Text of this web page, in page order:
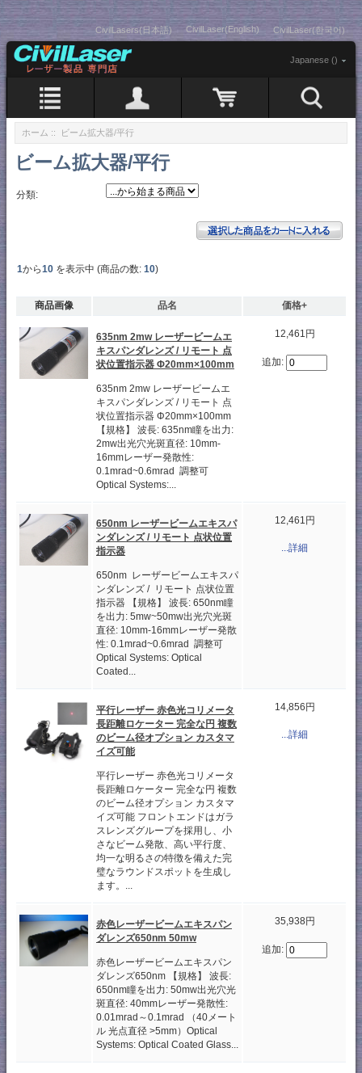
CivilLasers(日本語) CivilLaser(English) CivilLaser(한국어)
Japanese ()
ホーム :: ビーム拡大器/平行
ビーム拡大器/平行
分類:
1から10 を表示中 (商品の数: 10)
商品画像 品名 価格+
635nm 2mw レーザービームエ
キスパンダレンズ / リモート 点
状位置指示器 Φ20mm×100mm
635nm 2mw レーザービームエ
キスパンダレンズ / リモート 点
状位置指示器 Φ20mm×100mm
【規格】 波長: 635nm瞳を出力:
2mw出光穴光斑直径: 10mm-
16mmレーザー発散性:
0.1mrad~0.6mrad 調整可
Optical Systems:...
12,461円
追加:
650nm レーザービームエキスパ
ンダレンズ / リモート 点状位置
指示器
650nm レーザービームエキスパ
ンダレンズ / リモート 点状位置
指示器 【規格】 波長: 650nm瞳
を出力: 5mw~50mw出光穴光斑
直径: 10mm-16mmレーザー発散
性: 0.1mrad~0.6mrad 調整可
Optical Systems: Optical
Coated...
12,461円
...詳細
平行レーザー 赤色光コリメータ
長距離ロケーター 完全な円 複数
のビーム径オプション カスタマ
イズ可能
平行レーザー 赤色光コリメータ
長距離ロケーター 完全な円 複数
のビーム径オプション カスタマ
イズ可能 フロントエンドはガラ
スレンズグループを採用し、小
さなビーム発散、高い平行度、
均一な明るさの特徴を備えた完
璧なラウンドスポットを生成し
ます。...
14,856円
...詳細
赤色レーザービームエキスパン
ダレンズ650nm 50mw
赤色レーザービームエキスパン
ダレンズ650nm 【規格】 波長:
650nm瞳を出力: 50mw出光穴光
斑直径: 40mmレーザー発散性:
0.01mrad～0.1mrad （40メート
ル 光点直径 >5mm）Optical
Systems: Optical Coated Glass...
35,938円
追加: